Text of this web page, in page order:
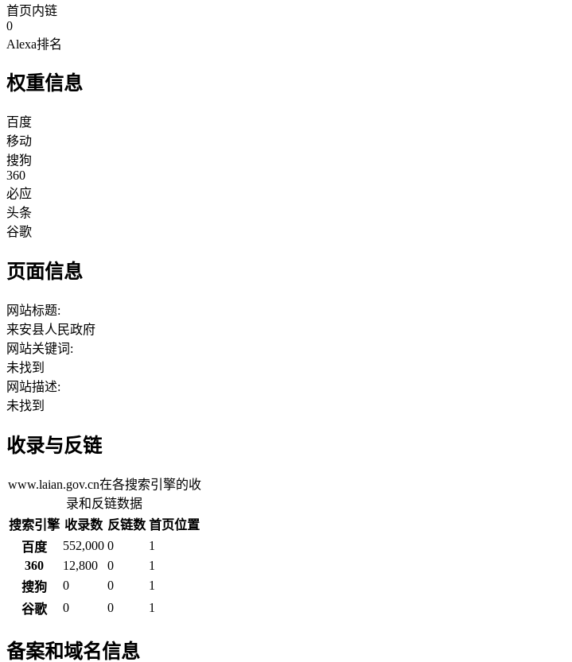
首页内链
0
Alexa排名
权重信息
百度
移动
搜狗
360
必应
头条
谷歌
页面信息
网站标题:
来安县人民政府
网站关键词:
未找到
网站描述:
未找到
收录与反链
www.laian.gov.cn在各搜索引擎的收
录和反链数据
搜索引擎 收录数 反链数 首页位置
百度
552,000 0
1
360
12,800 0
1
搜狗
0 0
1
谷歌
0 0 1
备案和域名信息